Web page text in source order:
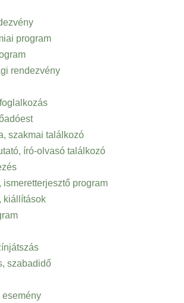
program
rendezvény
szakmai találkozó
író-olvasó találkozó
ismeretterjesztő program
kiállítások
szabadidő